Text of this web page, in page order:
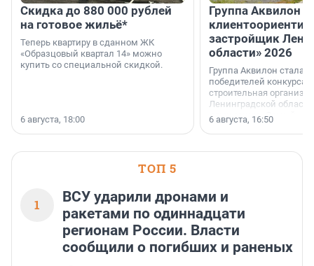
Скидка до 880 000 рублей
на готовое жильё*
Теперь квартиру в сданном ЖК
«Образцовый квартал 14» можно
купить со специальной скидкой.
6 августа, 18:00
Группа Аквилон
застройщик
области» 2026
Группа Аквилон стала
победителей конкурса
строительная
Ленинградской области
номинации «Самый
застройщик
области».
6 августа, 16:50
ТОП 5
1
ВСУ ударили дронами и
ракетами по одиннадцати
регионам России. Власти
сообщили о погибших и раненых